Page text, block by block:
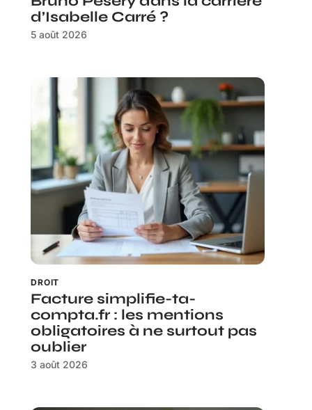
d’Isabelle Carré ?
5 août 2026
DROIT
Facture simplifie-ta-
compta.fr : les mentions
obligatoires à ne surtout pas
oublier
3 août 2026